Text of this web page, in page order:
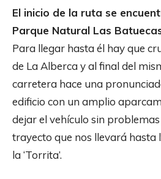
El inicio de la ruta se
Parque Natural Las
Para llegar hasta él hay que
de La Alberca y al final del
carretera hace una
edificio con un amplio
dejar el vehículo sin
trayecto que nos llevará
la ‘Torrita’.